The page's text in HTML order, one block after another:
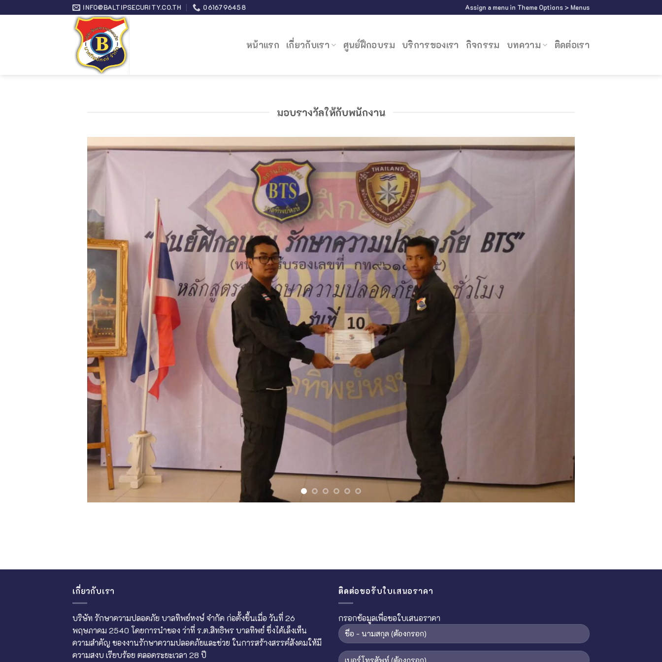
to
INFO@BALTIPSECURITY.CO.TH 0616796458 Assign a menu in Theme Options > Menus
หน้าแรก เกี่ยวกับเรา ศูนย์ฝึกอบรม บริการของเรา กิจกรรม บทความ ติดต่อเรา
มอบรางวัลให้กับพนักงาน
เกี่ยวกับเรา
บริษัท รักษาความปลอดภัย บาลทิพย์หงษ์ จำกัด ก่อตั้งขึ้นเมื่อ วันที่ 26
พฤษภาคม 2540 โดยการนำของ ว่าที่ ร.ต.สิทธิพร บาลทิพย์ ซึ่งได้เล็งเห็น
ความสำคัญ ของงานรักษาความปลอดภัยและช่วย ในการสร้างสรรค์สังคมให้มี
ความสงบ เรียบร้อย ตลอดระยะเวลา 28 ปี
ติดต่อขอรับใบเสนอราคา
กรอกข้อมูลเพื่อขอใบเสนอราคา